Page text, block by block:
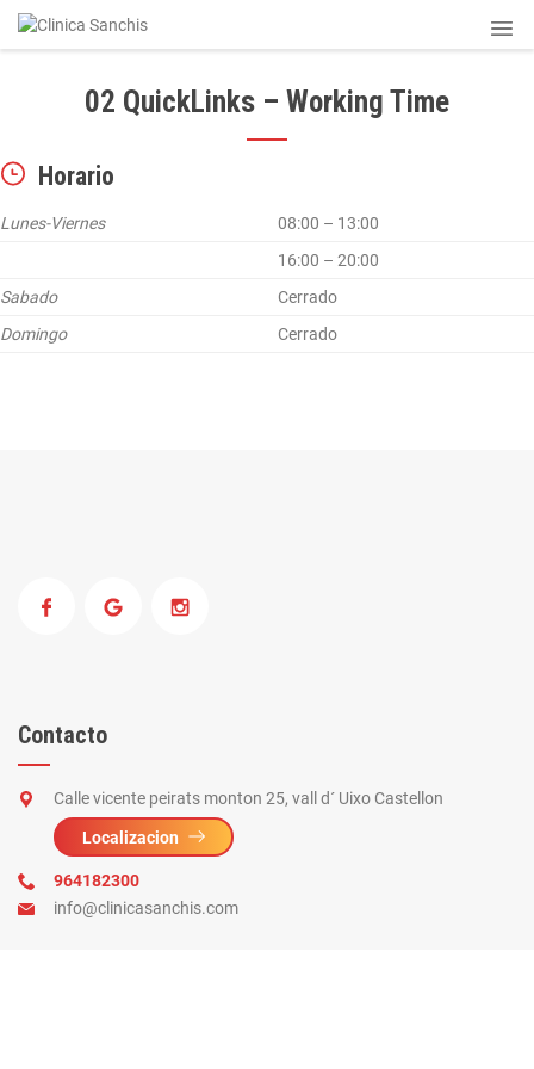
02 QuickLinks – Working Time
Horario
Lunes-Viernes
08:00 – 13:00
16:00 – 20:00
Sabado
Cerrado
Domingo
Cerrado
Contacto
Calle vicente peirats monton 25, vall d´ Uixo Castellon
Localizacion
964182300
info@clinicasanchis.com